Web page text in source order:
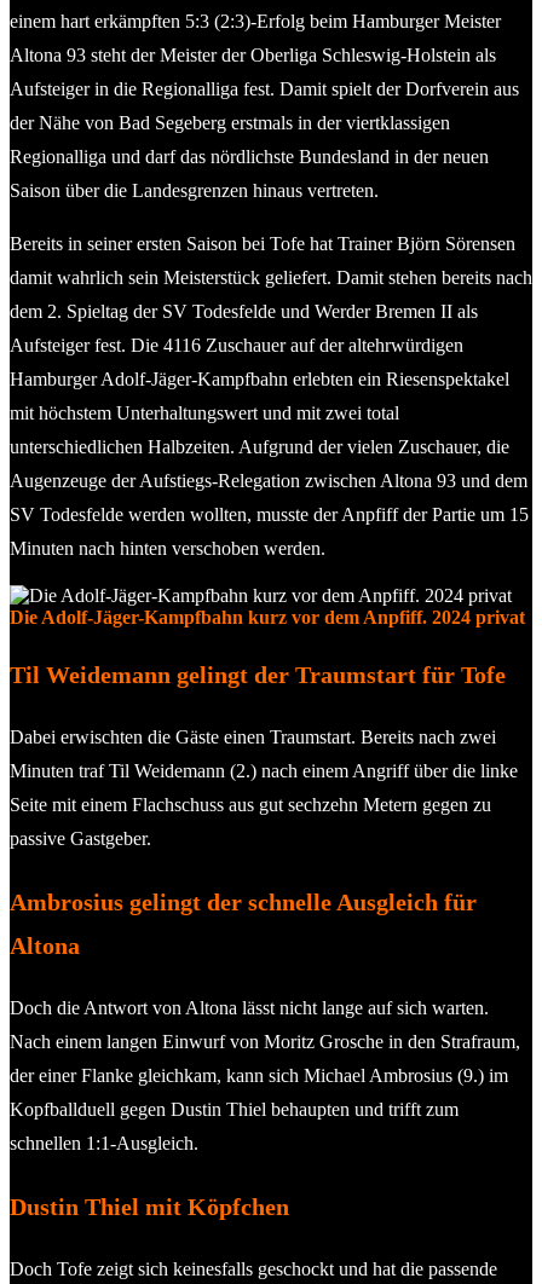
einem hart erkämpften 5:3 (2:3)-Erfolg beim Hamburger Meister
Altona 93 steht der Meister der Oberliga Schleswig-Holstein als
Aufsteiger in die Regionalliga fest. Damit spielt der Dorfverein aus
der Nähe von Bad Segeberg erstmals in der viertklassigen
Regionalliga und darf das nördlichste Bundesland in der neuen
Saison über die Landesgrenzen hinaus vertreten.
Bereits in seiner ersten Saison bei Tofe hat Trainer Björn Sörensen
damit wahrlich sein Meisterstück geliefert. Damit stehen bereits nach
dem 2. Spieltag der SV Todesfelde und Werder Bremen II als
Aufsteiger fest. Die 4116 Zuschauer auf der altehrwürdigen
Hamburger Adolf-Jäger-Kampfbahn erlebten ein Riesenspektakel
mit höchstem Unterhaltungswert und mit zwei total
unterschiedlichen Halbzeiten. Aufgrund der vielen Zuschauer, die
Augenzeuge der Aufstiegs-Relegation zwischen Altona 93 und dem
SV Todesfelde werden wollten, musste der Anpfiff der Partie um 15
Minuten nach hinten verschoben werden.
Die Adolf-Jäger-Kampfbahn kurz vor dem Anpfiff. 2024 privat
Til Weidemann gelingt der Traumstart für Tofe
Dabei erwischten die Gäste einen Traumstart. Bereits nach zwei
Minuten traf Til Weidemann (2.) nach einem Angriff über die linke
Seite mit einem Flachschuss aus gut sechzehn Metern gegen zu
passive Gastgeber.
Ambrosius gelingt der schnelle Ausgleich für
Altona
Doch die Antwort von Altona lässt nicht lange auf sich warten.
Nach einem langen Einwurf von Moritz Grosche in den Strafraum,
der einer Flanke gleichkam, kann sich Michael Ambrosius (9.) im
Kopfballduell gegen Dustin Thiel behaupten und trifft zum
schnellen 1:1-Ausgleich.
Dustin Thiel mit Köpfchen
Doch Tofe zeigt sich keinesfalls geschockt und hat die passende